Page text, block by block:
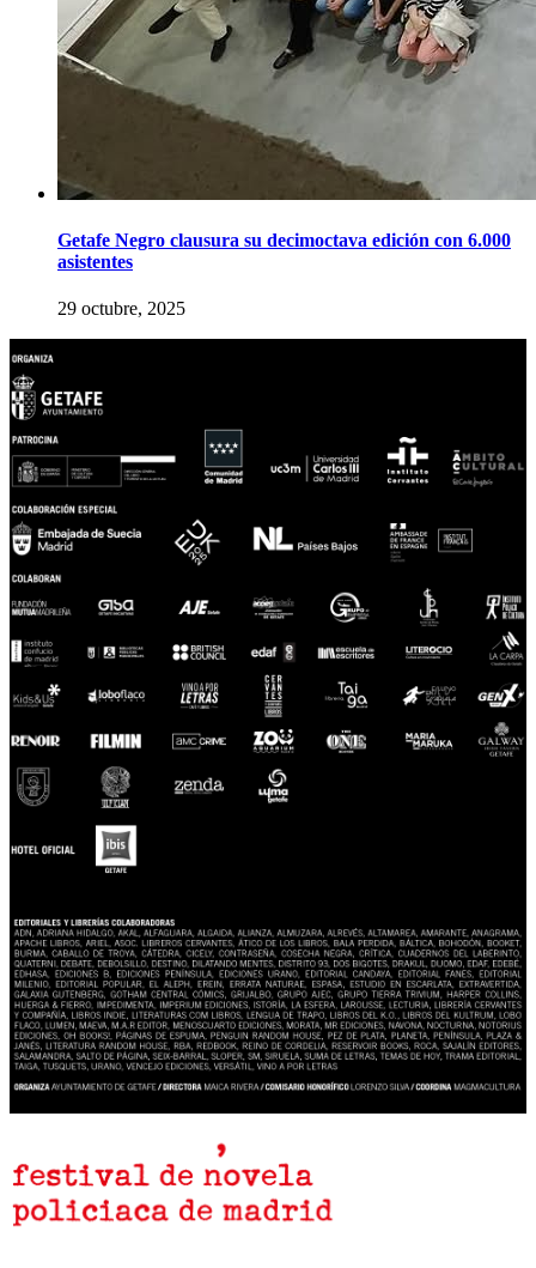
Getafe Negro clausura su decimoctava edición con 6.000
asistentes
29 octubre, 2025